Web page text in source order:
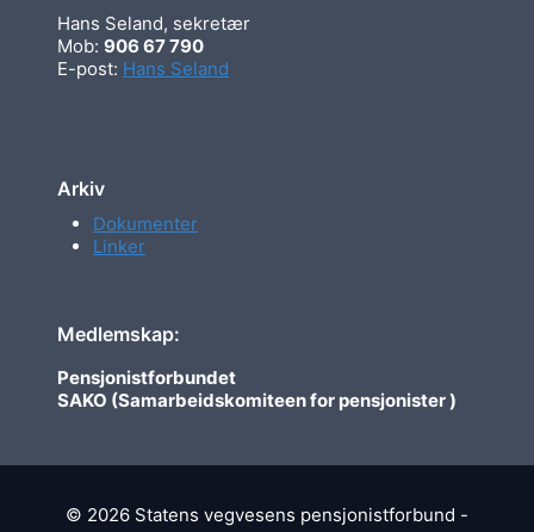
Hans Seland, sekretær
Mob: 906 67 790
E-post: Hans Seland
Arkiv
Dokumenter
Linker
Medlemskap:
Pensjonistforbundet
SAKO (Samarbeidskomiteen for pensjonister )
© 2026 Statens vegvesens pensjonistforbund -